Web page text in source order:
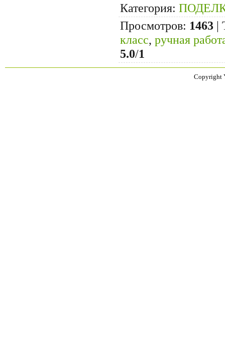
Категория:
Просмотров: 1463 |
класс, ручная
5.0/1
Copyright